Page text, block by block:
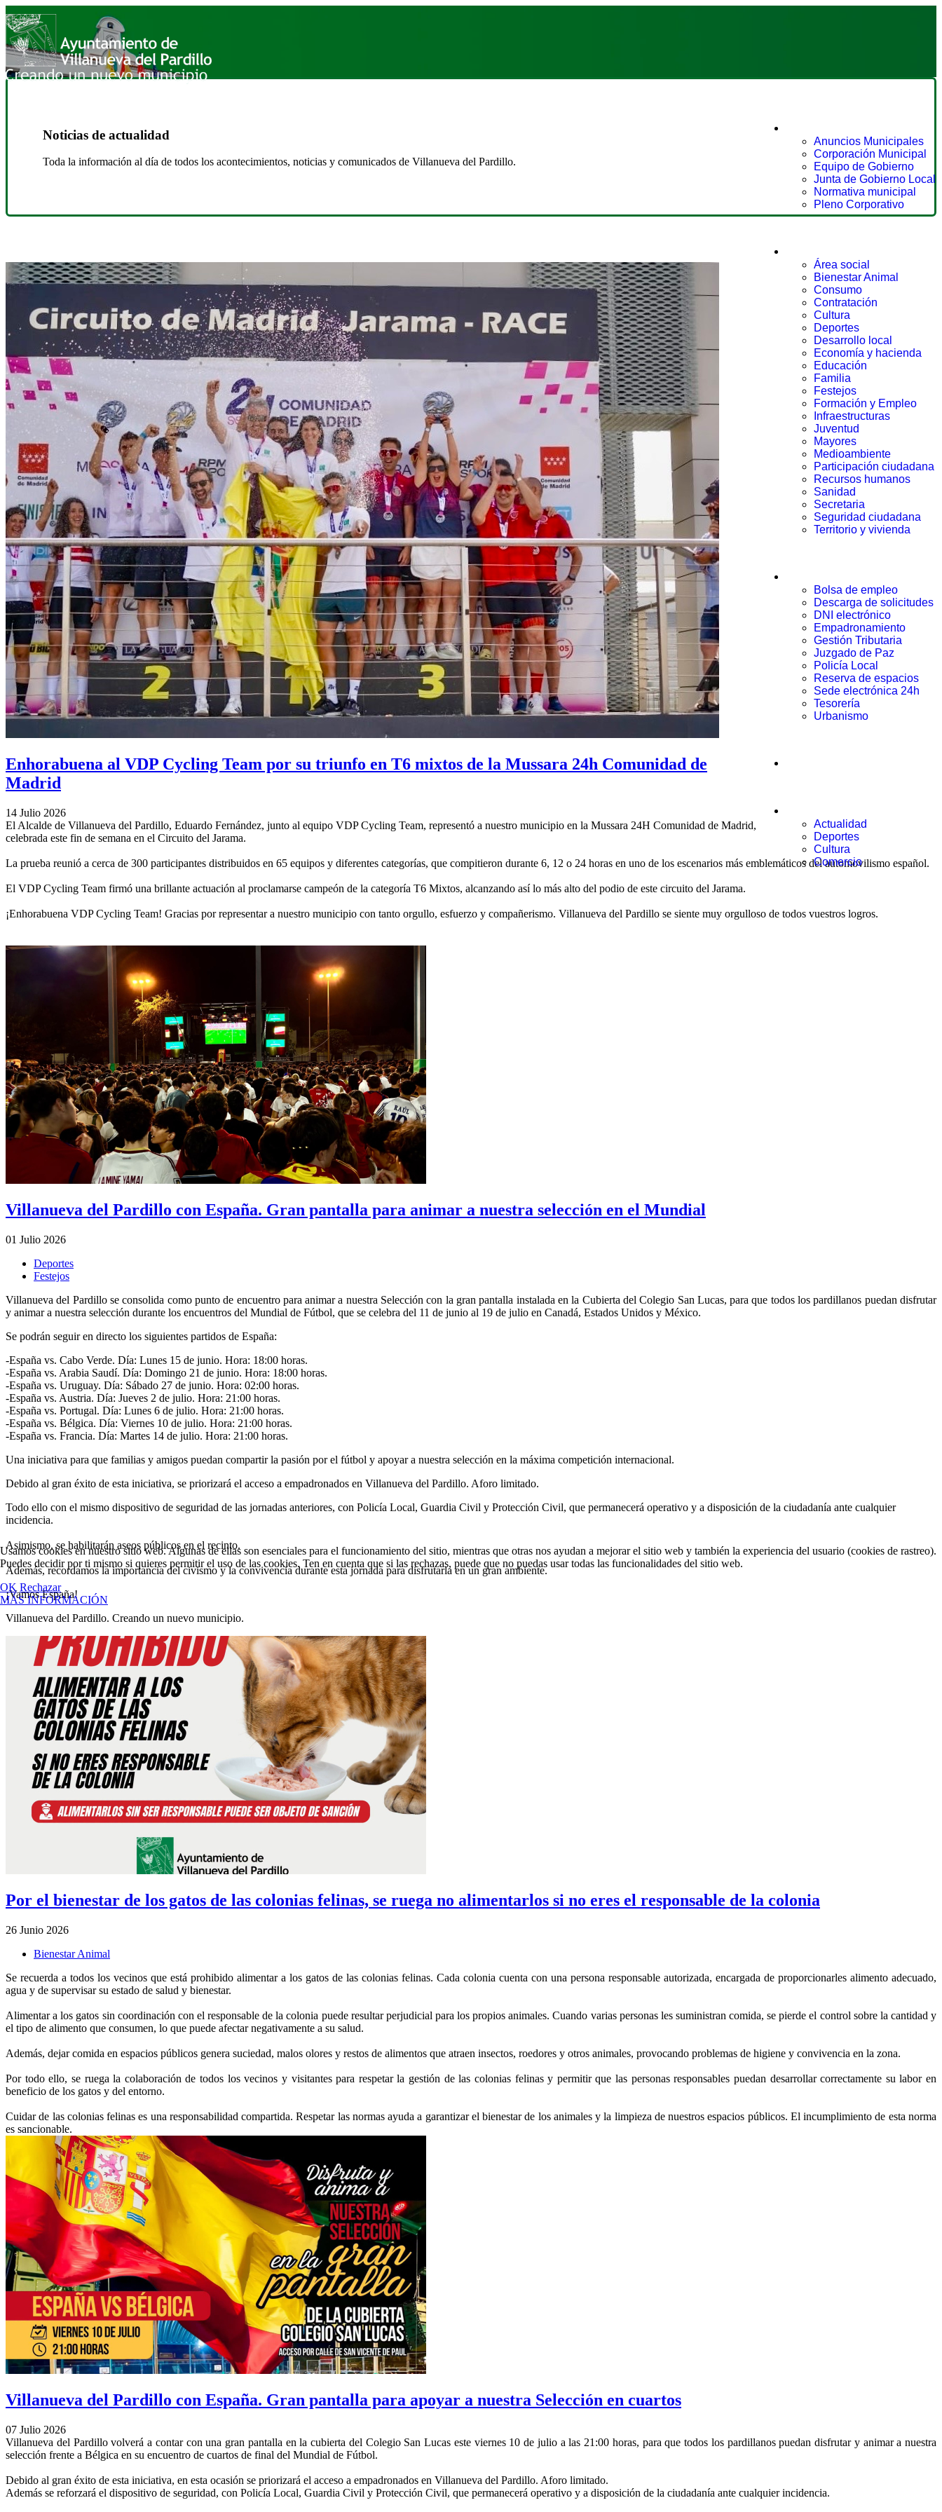
Anuncios Municipales
Corporación Municipal
Equipo de Gobierno
Junta de Gobierno Local
Normativa municipal
Pleno Corporativo
Área social
Bienestar Animal
Consumo
Contratación
Cultura
Deportes
Desarrollo local
Economía y hacienda
Educación
Familia
Festejos
Formación y Empleo
Infraestructuras
Juventud
Mayores
Medioambiente
Participación ciudadana
Recursos humanos
Sanidad
Secretaria
Seguridad ciudadana
Territorio y vivienda
Bolsa de empleo
Descarga de solicitudes
DNI electrónico
Empadronamiento
Gestión Tributaria
Juzgado de Paz
Policía Local
Reserva de espacios
Sede electrónica 24h
Tesorería
Urbanismo
Actualidad
Deportes
Cultura
Comercio
Noticias de actualidad
Toda la información al día de todos los acontecimientos, noticias y comunicados de Villanueva del Pardillo.
Enhorabuena al VDP Cycling Team por su triunfo en T6 mixtos de la Mussara 24h Comunidad de
Madrid
14 Julio 2026
El Alcalde de Villanueva del Pardillo, Eduardo Fernández, junto al equipo VDP Cycling Team, representó a nuestro municipio en la Mussara 24H Comunidad de Madrid,
celebrada este fin de semana en el Circuito del Jarama.
La prueba reunió a cerca de 300 participantes distribuidos en 65 equipos y diferentes categorías, que compitieron durante 6, 12 o 24 horas en uno de los escenarios más emblemáticos del automovilismo español.
El VDP Cycling Team firmó una brillante actuación al proclamarse campeón de la categoría T6 Mixtos, alcanzando así lo más alto del podio de este circuito del Jarama.
¡Enhorabuena VDP Cycling Team! Gracias por representar a nuestro municipio con tanto orgullo, esfuerzo y compañerismo. Villanueva del Pardillo se siente muy orgulloso de todos vuestros logros.
Villanueva del Pardillo con España. Gran pantalla para animar a nuestra selección en el Mundial
01 Julio 2026
Deportes
Festejos
Villanueva del Pardillo se consolida como punto de encuentro para animar a nuestra Seleccióncon la gran pantalla instalada en la Cubierta del Colegio San Lucas, para que todos los pardillanos puedan disfrutar
y animar a nuestra selección durante los encuentros del Mundial de Fútbol, que se celebra del 11 de junio al 19 de julio en Canadá, Estados Unidos y México.
Se podrán seguir en directo los siguientes partidos de España:
-España vs. Cabo Verde. Día: Lunes 15 de junio. Hora: 18:00 horas.
-España vs. Arabia Saudí. Día: Domingo 21 de junio. Hora: 18:00 horas.
-España vs. Uruguay. Día: Sábado 27 de junio. Hora: 02:00 horas.
-España vs. Austria. Día: Jueves 2 de julio. Hora: 21:00 horas.
-España vs. Portugal. Día: Lunes 6 de julio. Hora: 21:00 horas.
-España vs. Bélgica. Día: Viernes 10 de julio. Hora: 21:00 horas.
-España vs. Francia. Día: Martes 14 de julio. Hora: 21:00 horas.
Una iniciativa para que familias y amigos puedan compartir la pasión por el fútbol y apoyar a nuestra selección en la máxima competición internacional.
Debido al gran éxito de esta iniciativa, se priorizará el acceso a empadronados en Villanueva del Pardillo. Aforo limitado.
Todo ello con el mismo dispositivo de seguridad de las jornadas anteriores, con Policía Local, Guardia Civil y Protección Civil, que permanecerá operativo y a disposición de la ciudadanía ante cualquier
incidencia.
Asimismo, se habilitarán aseos públicos en el recinto.
Además, recordamos la importancia del civismo y la convivencia durante esta jornada para disfrutarla en un gran ambiente.
¡Vamos España!
Villanueva del Pardillo. Creando un nuevo municipio.
Por el bienestar de los gatos de las colonias felinas, se ruega no alimentarlos si no eres el responsable de la colonia
26 Junio 2026
Bienestar Animal
Se recuerda a todos los vecinos que está prohibido alimentar a los gatos de las colonias felinas. Cada colonia cuenta con una persona responsable autorizada, encargada de proporcionarles alimento adecuado,
agua y de supervisar su estado de salud y bienestar.
Alimentar a los gatos sin coordinación con el responsable de la colonia puede resultar perjudicial para los propios animales. Cuando varias personas les suministran comida, se pierde el control sobre la cantidad y
el tipo de alimento que consumen, lo que puede afectar negativamente a su salud.
Además, dejar comida en espacios públicos genera suciedad, malos olores y restos de alimentos que atraen insectos, roedores y otros animales, provocando problemas de higiene y convivencia en la zona.
Por todo ello, se ruega la colaboración de todos los vecinos y visitantes para respetar la gestión de las colonias felinas y permitir que las personas responsables puedan desarrollar correctamente su labor en
beneficio de los gatos y del entorno.
Cuidar de las colonias felinas es una responsabilidad compartida. Respetar las normas ayuda a garantizar el bienestar de los animales y la limpieza de nuestros espacios públicos. El incumplimiento de esta norma
es sancionable.
Villanueva del Pardillo con España. Gran pantalla para apoyar a nuestra Selección en cuartos
07 Julio 2026
Villanueva del Pardillo volverá a contar con una gran pantalla en la cubierta del Colegio San Lucas este viernes 10 de julio a las 21:00 horas, para que todos los pardillanos puedan disfrutar y animar a nuestra
selección frente a Bélgica en su encuentro de cuartos de final del Mundial de Fútbol.
Debido al gran éxito de esta iniciativa, en esta ocasión se priorizará el acceso a empadronados en Villanueva del Pardillo. Aforo limitado.
Además se reforzará el dispositivo de seguridad, con Policía Local, Guardia Civil y Protección Civil, que permanecerá operativo y a disposición de la ciudadanía ante cualquier incidencia.
Usamos cookies en nuestro sitio web. Algunas de ellas son esenciales para el funcionamiento del sitio, mientras que otras nos ayudan a mejorar el sitio web y también la experiencia del usuario (cookies de rastreo).
Puedes decidir por ti mismo si quieres permitir el uso de las cookies. Ten en cuenta que si las rechazas, puede que no puedas usar todas las funcionalidades del sitio web.
OK Rechazar
MÁS INFORMACIÓN